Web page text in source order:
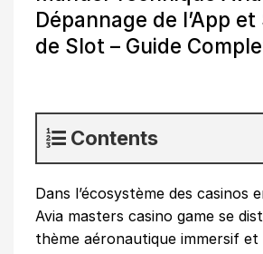
Dépannage de l’App
de Slot – Guide
Contents
Dans l’écosystème des casinos
Avia masters casino game se
thème aéronautique immersif